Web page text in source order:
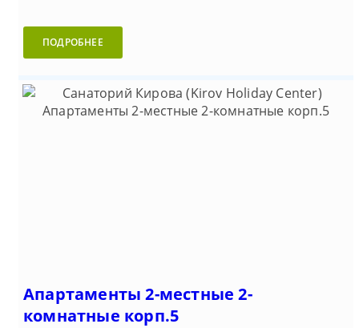
ПОДРОБНЕЕ
Апартаменты 2-местные 2-
комнатные корп.5